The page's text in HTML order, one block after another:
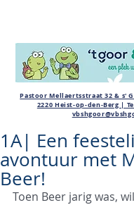
Pastoor Mellaertsstraat 32 & s'
2220 Heist-op-den-Berg |
1A| Een
avontuur met
Beer!
Toen Beer jarig was,